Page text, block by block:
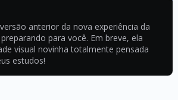
anterior da nova experiência da
para você. Em breve, ela
visual novinha totalmente pensada
estudos!